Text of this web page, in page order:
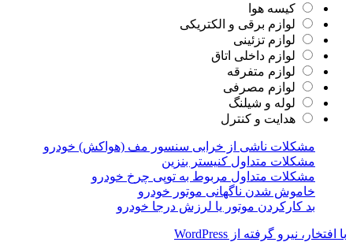
کیسه هوا
لوازم برقی و الکتریکی
لوازم تزئینی
لوازم داخلی اتاق
لوازم متفرقه
لوازم مصرفی
لوله و شیلنگ
هدایت و کنترل
مشکلات ناشی از خرابی سنسور مف (هواکش) خودرو
مشکلات متداول کنیستر بنزین
مشکلات متداول مربوط به توپی چرخ خودرو
خاموش شدن ناگهانی موتور خودرو
بد کارکردن موتور یا لرزش درجا خودرو
با افتخار، نیرو گرفته از WordPress